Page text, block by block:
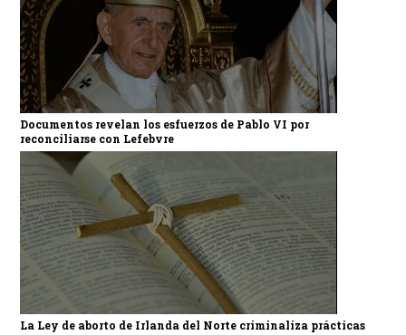
Documentos revelan los esfuerzos de Pablo VI por
reconciliarse con Lefebvre
La Ley de aborto de Irlanda del Norte criminaliza prácticas